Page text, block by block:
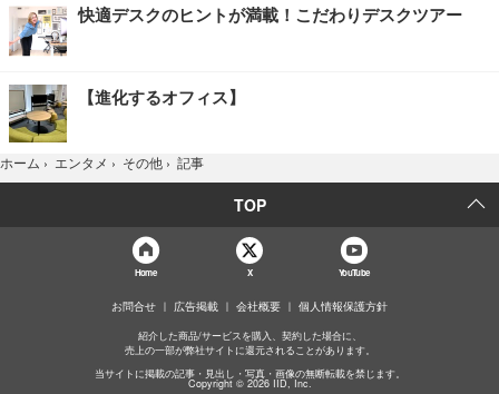
快適デスクのヒントが満載！こだわりデスクツアー
【進化するオフィス】
ホーム › エンタメ › その他 › 記事
TOP
Home X YouTube
お問合せ 広告掲載 会社概要 個人情報保護方針
紹介した商品/サービスを購入、契約した場合に、
売上の一部が弊社サイトに還元されることがあります。
当サイトに掲載の記事・見出し・写真・画像の無断転載を禁じます。
Copyright © 2026 IID, Inc.